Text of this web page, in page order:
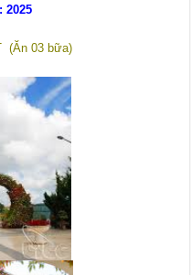
2025
(Ăn 03 bữa)